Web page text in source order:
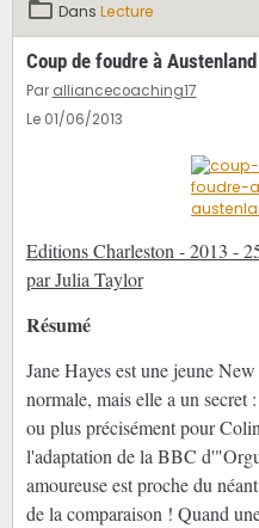
Dans Lecture
Coup de foudre à
Par alliancecoaching17
Le 01/06/2013
Editions Charleston - 2013 -
par Julia Taylor
Résumé
Jane Hayes est une jeune
normale, mais elle a un secret
ou plus précisément pour
l'adaptation de la BBC
amoureuse est proche du
de la comparaison ! Quand